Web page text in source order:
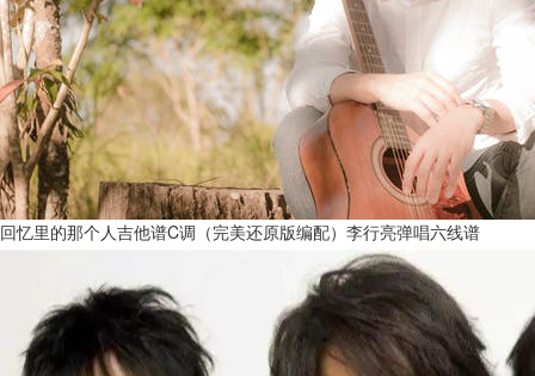
回忆里的那个人吉他谱C调（完美还原版编配）李行亮弹唱六线谱